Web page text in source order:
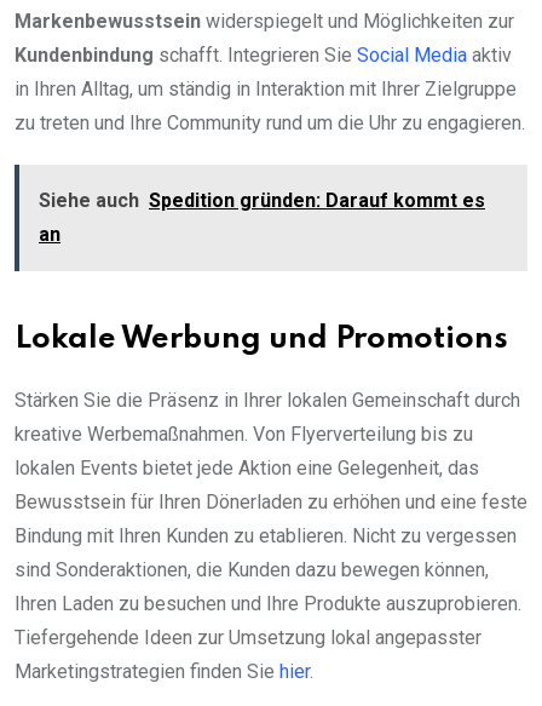
Markenbewusstsein widerspiegelt und Möglichkeiten zur
Kundenbindung schafft. Integrieren Sie Social Media aktiv
in Ihren Alltag, um ständig in Interaktion mit Ihrer Zielgruppe
zu treten und Ihre Community rund um die Uhr zu engagieren.
Siehe auch Spedition gründen: Darauf kommt es
an
Lokale Werbung und Promotions
Stärken Sie die Präsenz in Ihrer lokalen Gemeinschaft durch
kreative Werbemaßnahmen. Von Flyerverteilung bis zu
lokalen Events bietet jede Aktion eine Gelegenheit, das
Bewusstsein für Ihren Dönerladen zu erhöhen und eine feste
Bindung mit Ihren Kunden zu etablieren. Nicht zu vergessen
sind Sonderaktionen, die Kunden dazu bewegen können,
Ihren Laden zu besuchen und Ihre Produkte auszuprobieren.
Tiefergehende Ideen zur Umsetzung lokal angepasster
Marketingstrategien finden Sie hier.